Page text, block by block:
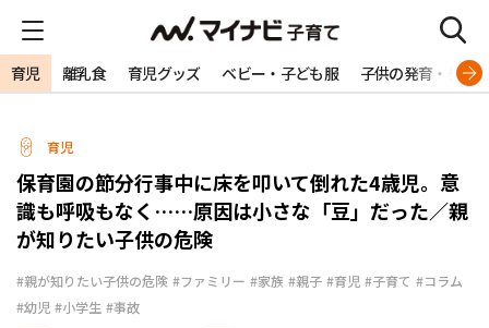
育児 離乳食 育児グッズ ベビー・子ども服 子供の発育・発達
育児
保育園の節分行事中に床を叩いて倒れた4歳児。意
識も呼吸もなく……原因は小さな「豆」だった／親
が知りたい子供の危険
#親が知りたい子供の危険 #ファミリー #家族 #親子 #育児 #子育て #コラム
#幼児 #小学生 #事故